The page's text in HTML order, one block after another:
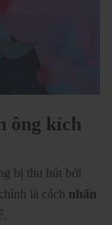
ông kích
bị thu hút bởi
là cách nhấn